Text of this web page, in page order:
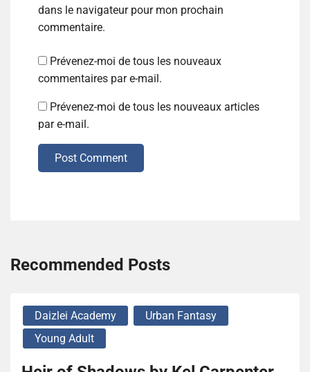
dans le navigateur pour mon prochain
commentaire.
Prévenez-moi de tous les nouveaux
commentaires par e-mail.
Prévenez-moi de tous les nouveaux articles
par e-mail.
Post Comment
Recommended Posts
Daizlei Academy
Urban Fantasy
Young Adult